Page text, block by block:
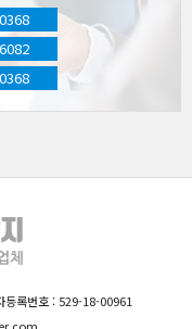
등록번호 : 529-18-00961